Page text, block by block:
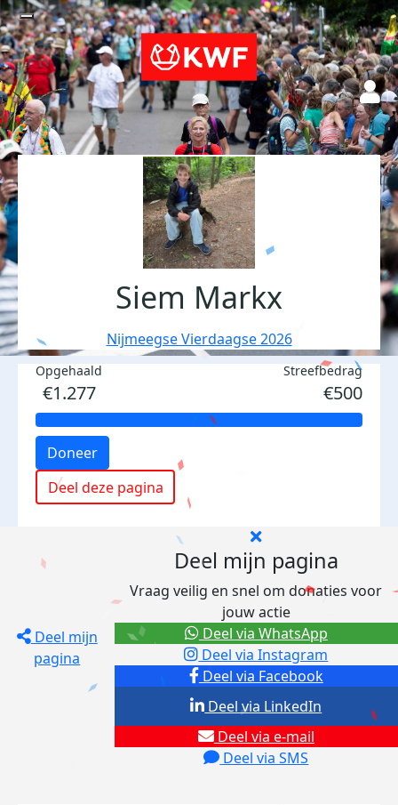
Siem Markx
Nijmeegse Vierdaagse 2026
Opgehaald
€1.277
Streefbedrag
€500
Doneer
Deel deze pagina
Deel mijn
pagina
Deel mijn pagina
Vraag veilig en snel om donaties voor
jouw actie
Deel via Facebook
Deel via Instagram
Deel via e-mail
Deel via SMS
Deel via LinkedIn
Deel via WhatsApp